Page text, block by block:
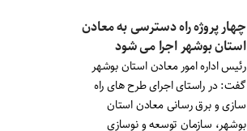
چهار پروژه راه دسترسی به معادن
استان بوشهر اجرا می شود
رئیس اداره امور معادن استان بوشهر
گفت: در راستای اجرای طرح های راه
سازی و برق رسانی معادن استان
بوشهر، سازمان توسعه و نوسازی